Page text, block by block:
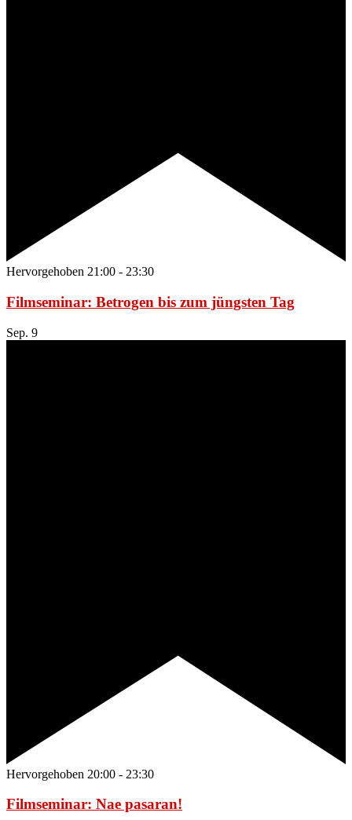
Hervorgehoben 21:00 - 23:30
Filmseminar: Betrogen bis zum jüngsten Tag
Sep. 9
Hervorgehoben 20:00 - 23:30
Filmseminar: Nae pasaran!